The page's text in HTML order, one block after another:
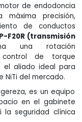
de endodoncia
precisión,
de conductos
F20R (transmisión
una rotación
de torque
el aliado ideal para
NiTi del mercado.
es un equipo
en el gabinete
la seguridad clínica